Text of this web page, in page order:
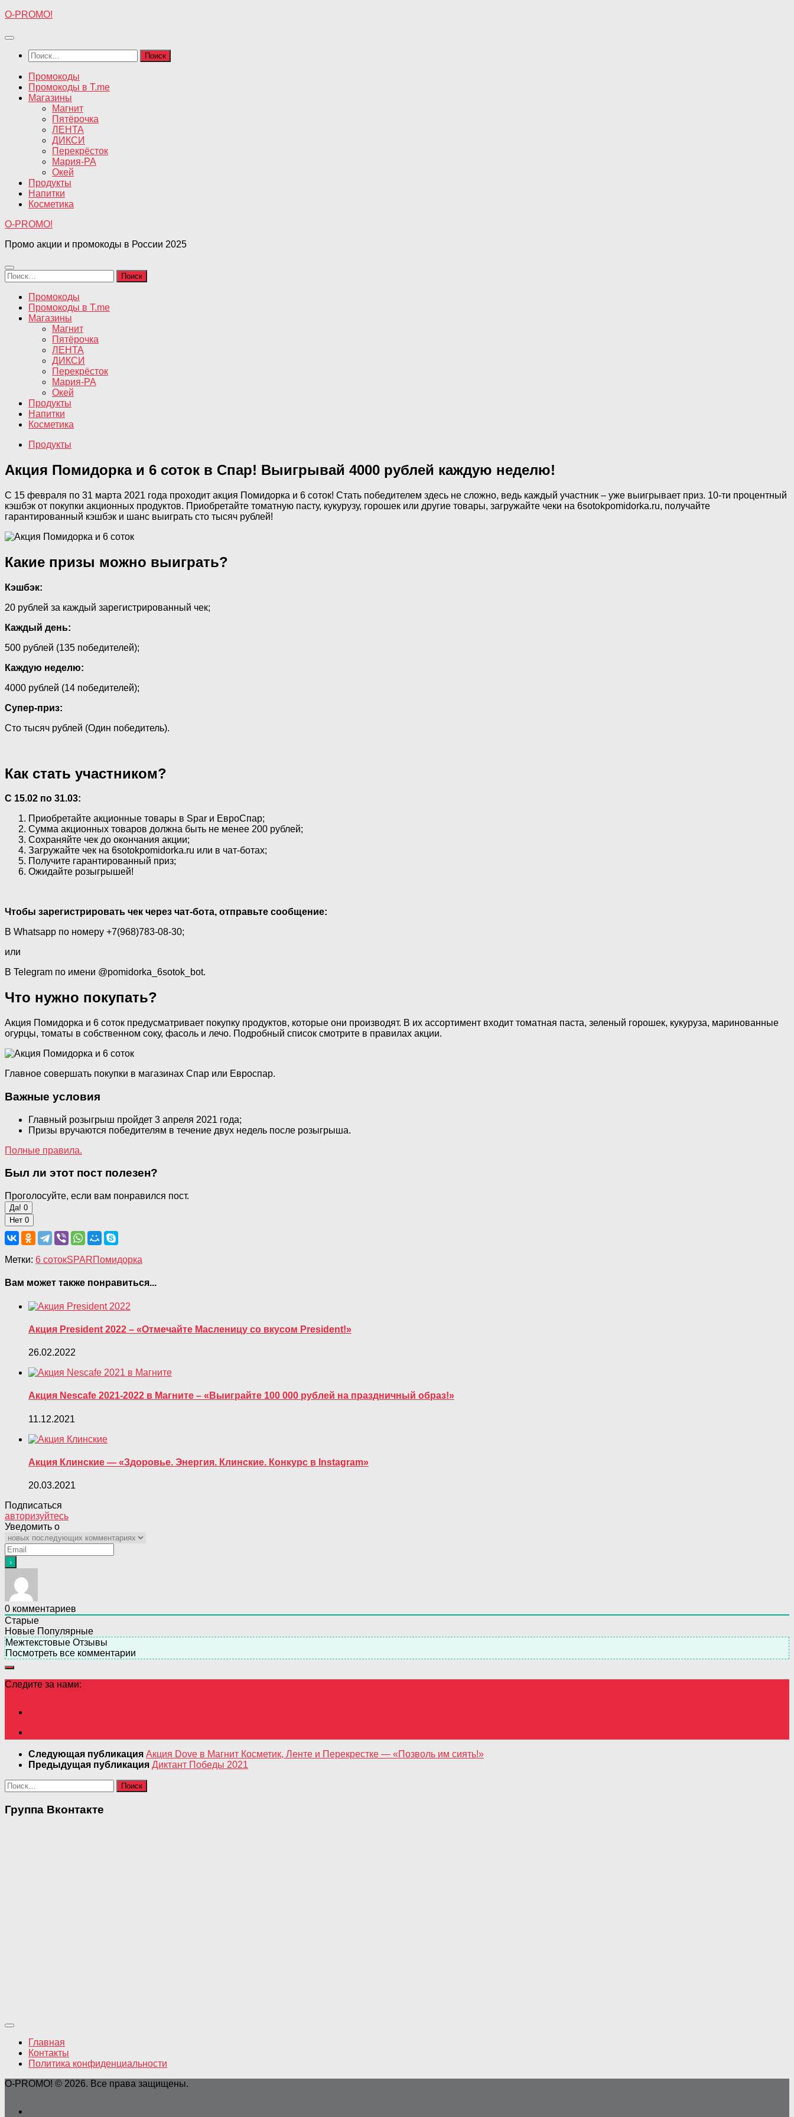
Перейти
содержимому
O-PROMO!
Найти:
Промокоды
Промокоды в T.me
Магазины
Магнит
Пятёрочка
ЛЕНТА
ДИКСИ
Перекрёсток
Мария-РА
Окей
Продукты
Напитки
Косметика
O-PROMO!
Промо акции и промокоды в России 2025
Найти:
Промокоды
Промокоды в T.me
Магазины
Магнит
Пятёрочка
ЛЕНТА
ДИКСИ
Перекрёсток
Мария-РА
Окей
Продукты
Напитки
Косметика
Продукты
Акция Помидорка и 6 соток в Спар! Выигрывай 4000 рублей каждую неделю!
С 15 февраля по 31 марта 2021 года проходит акция Помидорка и 6 соток! Стать победителем здесь не сложно, ведь каждый участник – уже выигрывает приз. 10-ти процентный
кэшбэк от покупки акционных продуктов. Приобретайте томатную пасту, кукурузу, горошек или другие товары, загружайте чеки на 6sotokpomidorka.ru, получайте
гарантированный кэшбэк и шанс выиграть сто тысяч рублей!
Какие призы можно выиграть?
Кэшбэк:
20 рублей за каждый зарегистрированный чек;
Каждый день:
500 рублей (135 победителей);
Каждую неделю:
4000 рублей (14 победителей);
Супер-приз:
Сто тысяч рублей (Один победитель).
Как стать участником?
С 15.02 по 31.03:
Приобретайте акционные товары в Spar и ЕвроСпар;
Сумма акционных товаров должна быть не менее 200 рублей;
Сохраняйте чек до окончания акции;
Загружайте чек на 6sotokpomidorka.ru или в чат-ботах;
Получите гарантированный приз;
Ожидайте розыгрышей!
Чтобы зарегистрировать чек через чат-бота, отправьте сообщение:
В Whatsapp по номеру +7(968)783-08-30;
или
В Telegram по имени @pomidorka_6sotok_bot.
Что нужно покупать?
Акция Помидорка и 6 соток предусматривает покупку продуктов, которые они производят. В их ассортимент входит томатная паста, зеленый горошек, кукуруза, маринованные
огурцы, томаты в собственном соку, фасоль и лечо. Подробный список смотрите в правилах акции.
Главное совершать покупки в магазинах Спар или Евроспар.
Важные условия
Главный розыгрыш пройдет 3 апреля 2021 года;
Призы вручаются победителям в течение двух недель после розыгрыша.
Полные правила.
Был ли этот пост полезен?
Проголосуйте, если вам понравился пост.
Да! 0
Нет 0
Метки: 6 сотокSPARПомидорка
Вам может также понравиться...
Акция President 2022 – «Отмечайте Масленицу со вкусом President!»
26.02.2022
Акция Nescafe 2021-2022 в Магните – «Выиграйте 100 000 рублей на праздничный образ!»
11.12.2021
Акция Клинские — «Здоровье. Энергия. Клинские. Конкурс в Instagram»
20.03.2021
Подписаться
авторизуйтесь
Уведомить о
0 комментариев
Старые
Новые Популярные
Межтекстовые Отзывы
Посмотреть все комментарии
Следите за нами:
Следующая публикация Акция Dove в Магнит Косметик, Ленте и Перекрестке — «Позволь им сиять!»
Предыдущая публикация Диктант Победы 2021
Найти:
Группа Вконтакте
Главная
Контакты
Политика конфиденциальности
O-PROMO! © 2026. Все права защищены.